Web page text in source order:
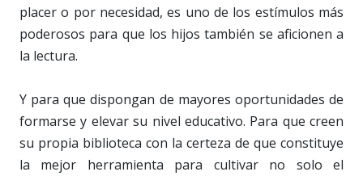
placer o por necesidad, es uno de los estímulos más
poderosos para que los hijos también se aficionen a
la lectura.
Y para que dispongan de mayores oportunidades de
formarse y elevar su nivel educativo. Para que creen
su propia biblioteca con la certeza de que constituye
la mejor herramienta para cultivar no solo el